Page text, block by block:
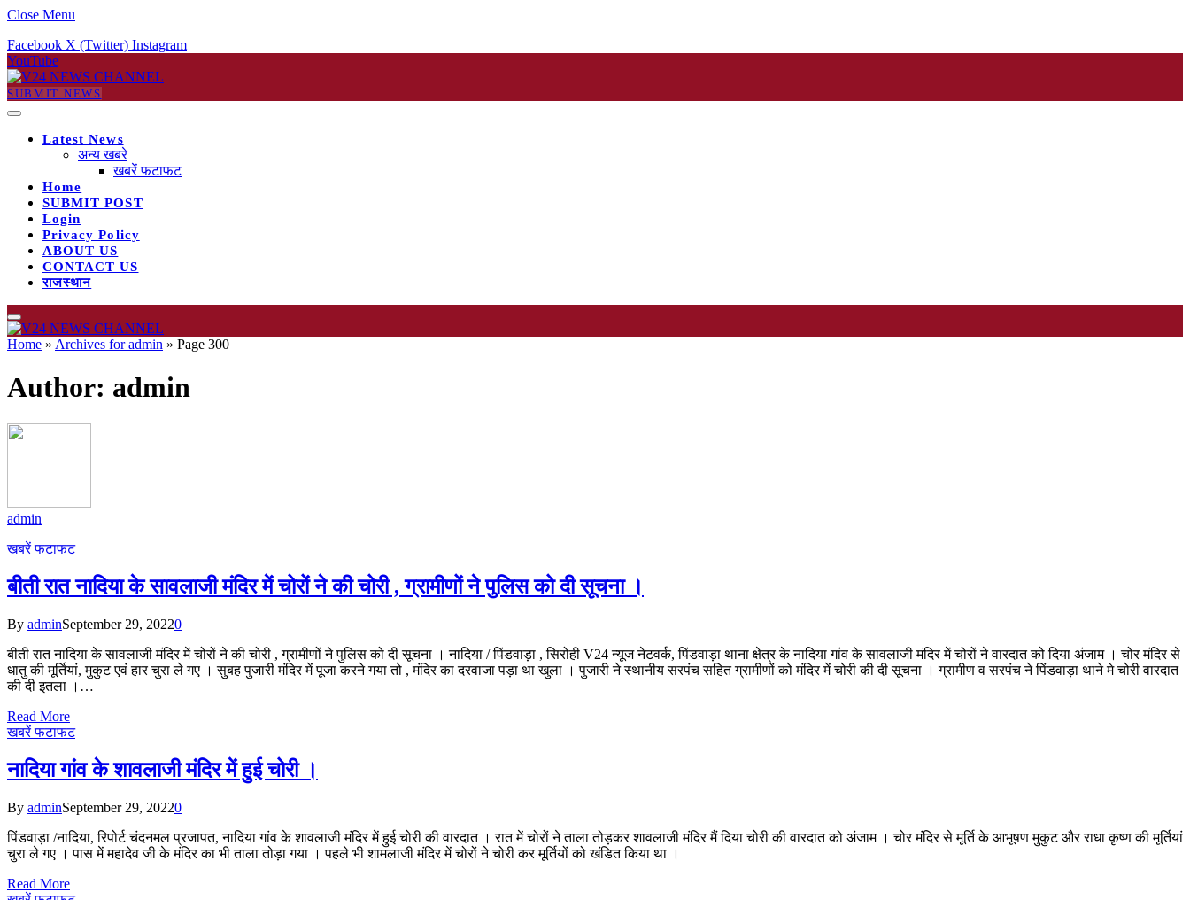
Close Menu
Facebook X (Twitter) Instagram
YouTube
SUBMIT NEWS
Latest News
अन्य खबरे
खबरें फटाफट
Home
SUBMIT POST
Login
Privacy Policy
ABOUT US
CONTACT US
राजस्थान
Home » Archives for admin » Page 300
Author: admin
admin
खबरें फटाफट
बीती रात नादिया के सावलाजी मंदिर में चोरों ने की चोरी , ग्रामीणों ने पुलिस को दी सूचना ।
By adminSeptember 29, 20220
बीती रात नादिया के सावलाजी मंदिर में चोरों ने की चोरी , ग्रामीणों ने पुलिस को दी सूचना । नादिया / पिंडवाड़ा , सिरोही V24 न्यूज नेटवर्क, पिंडवाड़ा थाना क्षेत्र के नादिया गांव के सावलाजी मंदिर में चोरों ने वारदात को दिया अंजाम । चोर मंदिर से
धातु की मूर्तियां, मुकुट एवं हार चुरा ले गए । सुबह पुजारी मंदिर में पूजा करने गया तो , मंदिर का दरवाजा पड़ा था खुला । पुजारी ने स्थानीय सरपंच सहित ग्रामीणों को मंदिर में चोरी की दी सूचना । ग्रामीण व सरपंच ने पिंडवाड़ा थाने मे चोरी वारदात
की दी इतला ।…
Read More
खबरें फटाफट
नादिया गांव के शावलाजी मंदिर में हुई चोरी ।
By adminSeptember 29, 20220
पिंडवाड़ा /नादिया, रिपोर्ट चंदनमल प्रजापत, नादिया गांव के शावलाजी मंदिर में हुई चोरी की वारदात । रात में चोरों ने ताला तोड़कर शावलाजी मंदिर मैं दिया चोरी की वारदात को अंजाम । चोर मंदिर से मूर्ति के आभूषण मुकुट और राधा कृष्ण की मूर्तियां
चुरा ले गए । पास में महादेव जी के मंदिर का भी ताला तोड़ा गया । पहले भी शामलाजी मंदिर में चोरों ने चोरी कर मूर्तियों को खंडित किया था ।
Read More